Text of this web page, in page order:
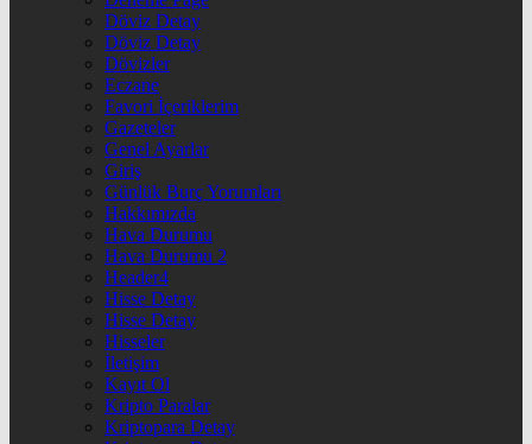
Döviz Detay
Döviz Detay
Dövizler
Eczane
Favori İçeriklerim
Gazeteler
Genel Ayarlar
Giriş
Günlük Burç Yorumları
Hakkımızda
Hava Durumu
Hava Durumu 2
Header4
Hisse Detay
Hisse Detay
Hisseler
İletişim
Kayıt Ol
Kripto Paralar
Kriptopara Detay